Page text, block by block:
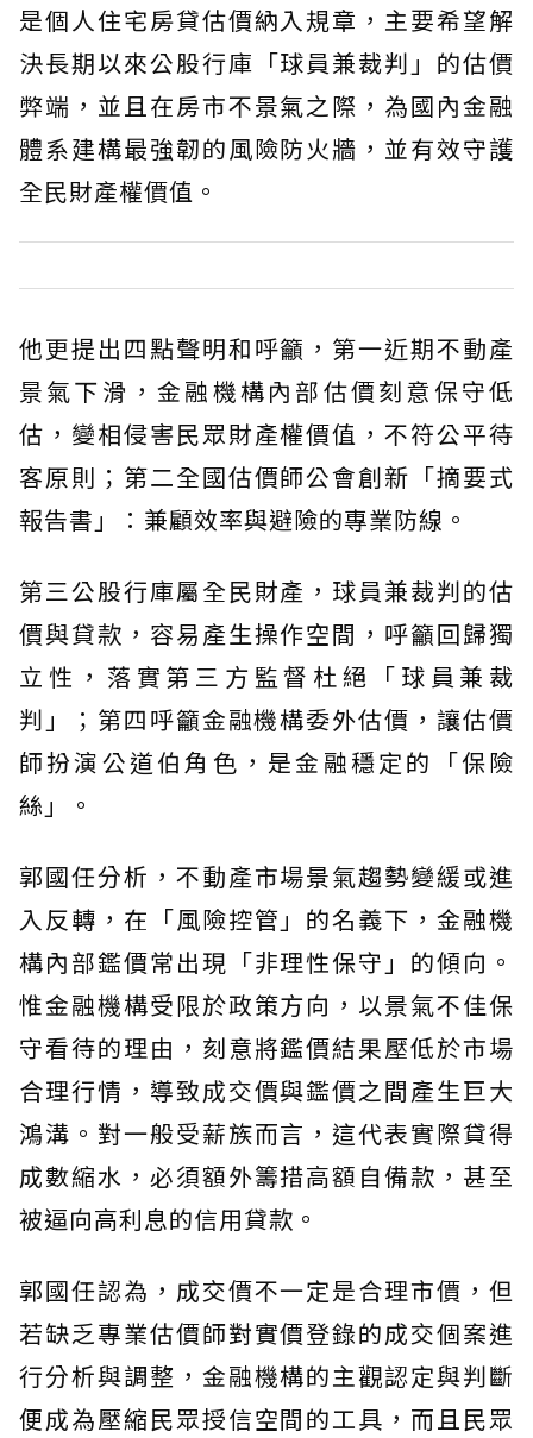
是個人住宅房貸估價納入規章，主要希望解
決長期以來公股行庫「球員兼裁判」的估價
弊端，並且在房市不景氣之際，為國內金融
體系建構最強韌的風險防火牆，並有效守護
全民財產權價值。
他更提出四點聲明和呼籲，第一近期不動產
景氣下滑，金融機構內部估價刻意保守低
估，變相侵害民眾財產權價值，不符公平待
客原則；第二全國估價師公會創新「摘要式
報告書」：兼顧效率與避險的專業防線。
第三公股行庫屬全民財產，球員兼裁判的估
價與貸款，容易產生操作空間，呼籲回歸獨
立性，落實第三方監督杜絕「球員兼裁
判」；第四呼籲金融機構委外估價，讓估價
師扮演公道伯角色，是金融穩定的「保險
絲」。
郭國任分析，不動產市場景氣趨勢變緩或進
入反轉，在「風險控管」的名義下，金融機
構內部鑑價常出現「非理性保守」的傾向。
惟金融機構受限於政策方向，以景氣不佳保
守看待的理由，刻意將鑑價結果壓低於市場
合理行情，導致成交價與鑑價之間產生巨大
鴻溝。對一般受薪族而言，這代表實際貸得
成數縮水，必須額外籌措高額自備款，甚至
被逼向高利息的信用貸款。
郭國任認為，成交價不一定是合理市價，但
若缺乏專業估價師對實價登錄的成交個案進
行分析與調整，金融機構的主觀認定與判斷
便成為壓縮民眾授信空間的工具，而且民眾